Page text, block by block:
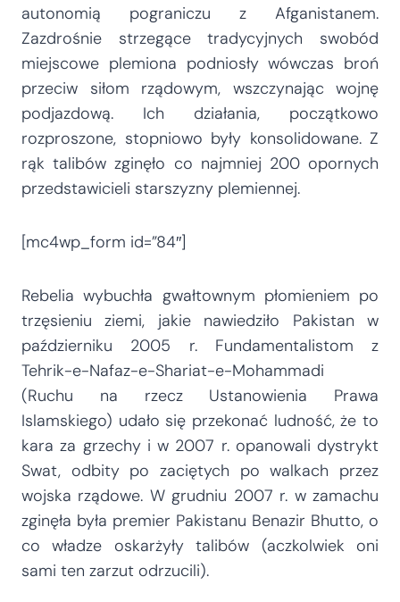
autonomią pograniczu z Afganistanem.
Zazdrośnie strzegące tradycyjnych swobód
miejscowe plemiona podniosły wówczas broń
przeciw siłom rządowym, wszczynając wojnę
podjazdową. Ich działania, początkowo
rozproszone, stopniowo były konsolidowane. Z
rąk talibów zginęło co najmniej 200 opornych
przedstawicieli starszyzny plemiennej.
[mc4wp_form id=”84″]
Rebelia wybuchła gwałtownym płomieniem po
trzęsieniu ziemi, jakie nawiedziło Pakistan w
październiku 2005 r. Fundamentalistom z
Tehrik-e-Nafaz-e-Shariat-e-Mohammadi
(Ruchu na rzecz Ustanowienia Prawa
Islamskiego) udało się przekonać ludność, że to
kara za grzechy i w 2007 r. opanowali dystrykt
Swat, odbity po zaciętych po walkach przez
wojska rządowe. W grudniu 2007 r. w zamachu
zginęła była premier Pakistanu Benazir Bhutto, o
co władze oskarżyły talibów (aczkolwiek oni
sami ten zarzut odrzucili).